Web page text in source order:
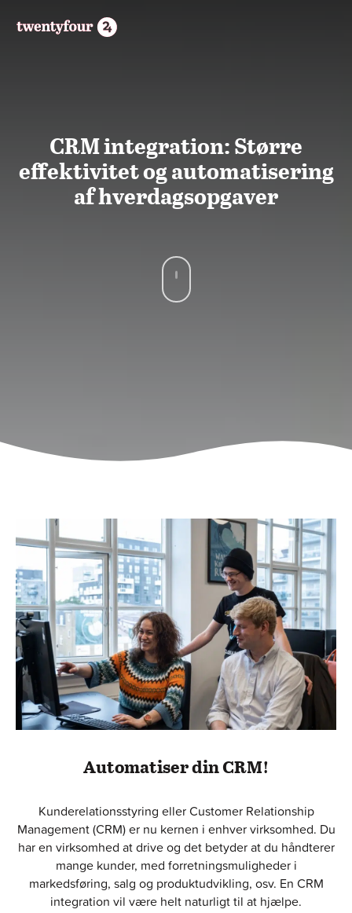
CRM integration: Større
effektivitet og automatisering
af hverdagsopgaver
Automatiser din CRM!
Kunderelationsstyring eller Customer Relationship
Management (CRM) er nu kernen i enhver virksomhed. Du
har en virksomhed at drive og det betyder at du håndterer
mange kunder, med forretningsmuligheder i
markedsføring, salg og produktudvikling, osv. En CRM
integration vil være helt naturligt til at hjælpe.